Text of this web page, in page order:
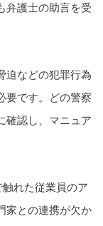
弁護士の助言を受
迫などの犯罪行為
要です。どの警察
確認し、マニュア
れた従業員のア
家との連携が欠か